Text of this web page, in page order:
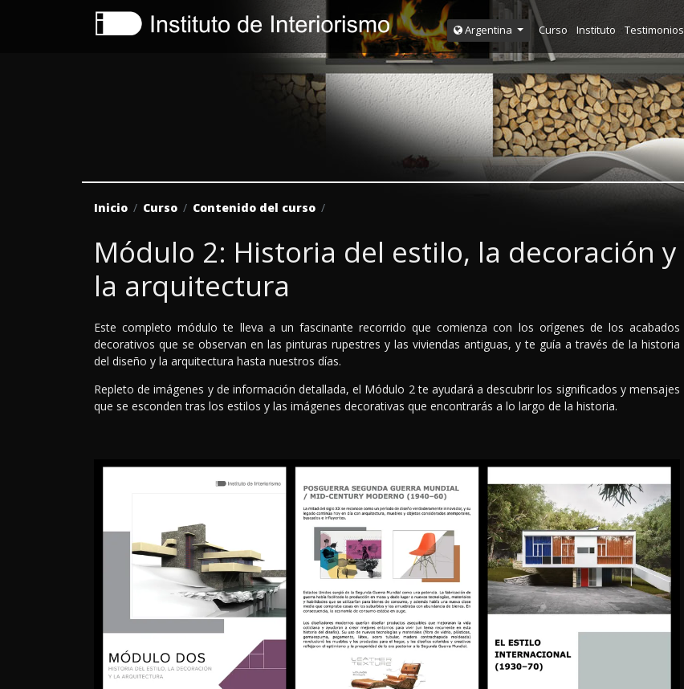
Argentina Curso Instituto Testimonios
Inicio Curso Contenido del curso
Módulo 2: Historia del estilo, la decoración y
la arquitectura
Este completo módulo te lleva a un fascinante recorrido que comienza con los orígenes de los acabados
decorativos que se observan en las pinturas rupestres y las viviendas antiguas, y te guía a través de la historia
del diseño y la arquitectura hasta nuestros días.
Repleto de imágenes y de información detallada, el Módulo 2 te ayudará a descubrir los significados y mensajes
que se esconden tras los estilos y las imágenes decorativas que encontrarás a lo largo de la historia.